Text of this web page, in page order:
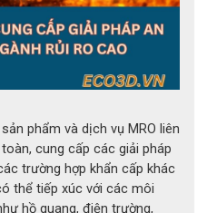
áo tráng nhôm
nhiệt C&G 1200°C 3H là
các ngành luyện kim, đúc
nặng.
sợi thủy tinh tráng nhôm
phản xạ nhiệt bức xạ hiệu
phẩm và dịch vụ MRO liên
cung cấp các giải pháp
trường hợp khẩn cấp khác
thể tiếp xúc với các môi
hồ quang, điện trường,